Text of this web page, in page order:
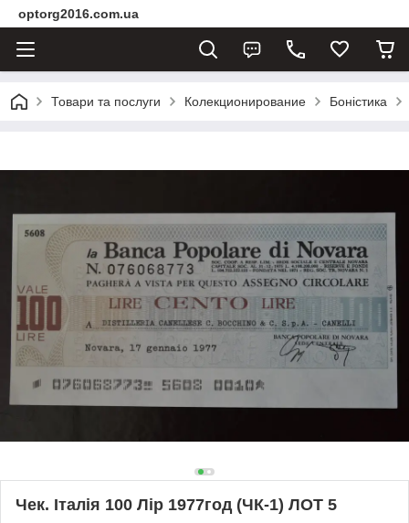
optorg2016.com.ua
Товари та послуги Колекционирование Боністика
Чек. Італія 100 Лір 1977год (ЧК-1) ЛОТ 5